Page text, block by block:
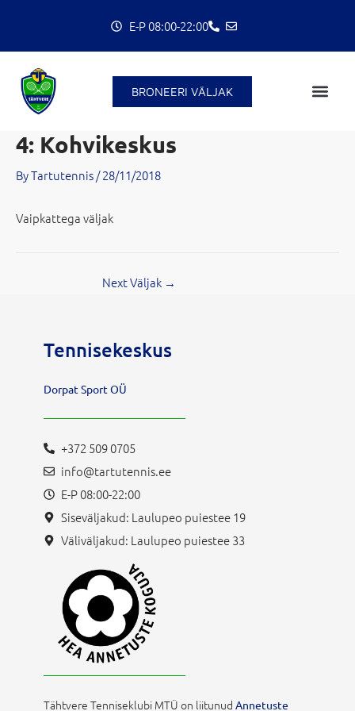
content
E-P 08:00-22:00
BRONEERI VÄLJAK
4: Kohvikeskus
ByTartutennis/28/11/2018
Vaipkattega väljak
Next Väljak →
Tennisekeskus
Dorpat Sport OÜ
+372 509 0705
info@tartutennis.ee
E-P 08:00-22:00
Siseväljakud: Laulupeo puiestee 19
Väliväljakud: Laulupeo puiestee 33
Tähtvere Tenniseklubi MTÜ on liitunud Annetuste